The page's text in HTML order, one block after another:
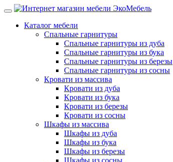
Каталог мебели
Спальные гарнитуры
Спальные гарнитуры из дуба
Спальные гарнитуры из бука
Спальные гарнитуры из березы
Спальные гарнитуры из сосны
Кровати из массива
Кровати из дуба
Кровати из бука
Кровати из березы
Кровати из сосны
Шкафы из массива
Шкафы из дуба
Шкафы из бука
Шкафы из березы
Шкафы из сосны